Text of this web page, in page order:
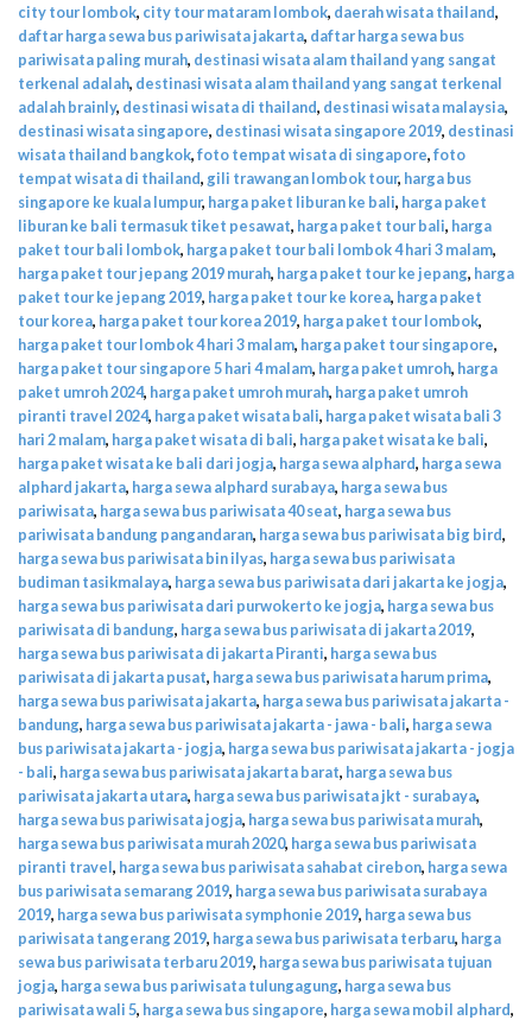
city tour lombok, city tour mataram lombok, daerah wisata thailand,
daftar harga sewa bus pariwisata jakarta, daftar harga sewa bus
pariwisata paling murah, destinasi wisata alam thailand yang sangat
terkenal adalah, destinasi wisata alam thailand yang sangat terkenal
adalah brainly, destinasi wisata di thailand, destinasi wisata malaysia,
destinasi wisata singapore, destinasi wisata singapore 2019, destinasi
wisata thailand bangkok,foto tempat wisata di singapore,foto
tempat wisata di thailand, gili trawangan lombok tour, harga bus
singapore ke kuala lumpur, harga paket liburan ke bali, harga paket
liburan ke bali termasuk tiket pesawat, harga paket tour bali, harga
paket tour bali lombok, harga paket tour bali lombok 4 hari 3 malam,
harga paket tour jepang 2019 murah, harga paket tour ke jepang, harga
paket tour ke jepang 2019, harga paket tour ke korea, harga paket
tour korea, harga paket tour korea 2019, harga paket tour lombok,
harga paket tour lombok 4 hari 3 malam, harga paket tour singapore,
harga paket tour singapore 5 hari 4 malam, harga paket umroh, harga
paket umroh 2024, harga paket umroh murah, harga paket umroh
piranti travel 2024, harga paket wisata bali, harga paket wisata bali 3
hari 2 malam, harga paket wisata di bali, harga paket wisata ke bali,
harga paket wisata ke bali dari jogja, harga sewa alphard, harga sewa
alphard jakarta, harga sewa alphard surabaya, harga sewa bus
pariwisata, harga sewa bus pariwisata 40 seat, harga sewa bus
pariwisata bandung pangandaran, harga sewa bus pariwisata big bird,
harga sewa bus pariwisata bin ilyas, harga sewa bus pariwisata
budiman tasikmalaya, harga sewa bus pariwisata dari jakarta ke jogja,
harga sewa bus pariwisata dari purwokerto ke jogja, harga sewa bus
pariwisata di bandung, harga sewa bus pariwisata di jakarta 2019,
harga sewa bus pariwisata di jakarta Piranti, harga sewa bus
pariwisata di jakarta pusat, harga sewa bus pariwisata harum prima,
harga sewa bus pariwisata jakarta, harga sewa bus pariwisata jakarta -
bandung, harga sewa bus pariwisata jakarta - jawa - bali, harga sewa
bus pariwisata jakarta - jogja, harga sewa bus pariwisata jakarta - jogja
- bali, harga sewa bus pariwisata jakarta barat, harga sewa bus
pariwisata jakarta utara, harga sewa bus pariwisata jkt - surabaya,
harga sewa bus pariwisata jogja, harga sewa bus pariwisata murah,
harga sewa bus pariwisata murah 2020, harga sewa bus pariwisata
piranti travel, harga sewa bus pariwisata sahabat cirebon, harga sewa
bus pariwisata semarang 2019, harga sewa bus pariwisata surabaya
2019, harga sewa bus pariwisata symphonie 2019, harga sewa bus
pariwisata tangerang 2019, harga sewa bus pariwisata terbaru, harga
sewa bus pariwisata terbaru 2019, harga sewa bus pariwisata tujuan
jogja, harga sewa bus pariwisata tulungagung, harga sewa bus
pariwisata wali 5, harga sewa bus singapore, harga sewa mobil alphard,